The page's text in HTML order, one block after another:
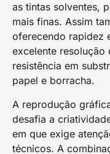
as tintas solventes,
mais finas. Assim
oferecendo rapidez
excelente resolução
resistência em
papel e borracha.
A reprodução
desafia a
em que exige
técnicos. A